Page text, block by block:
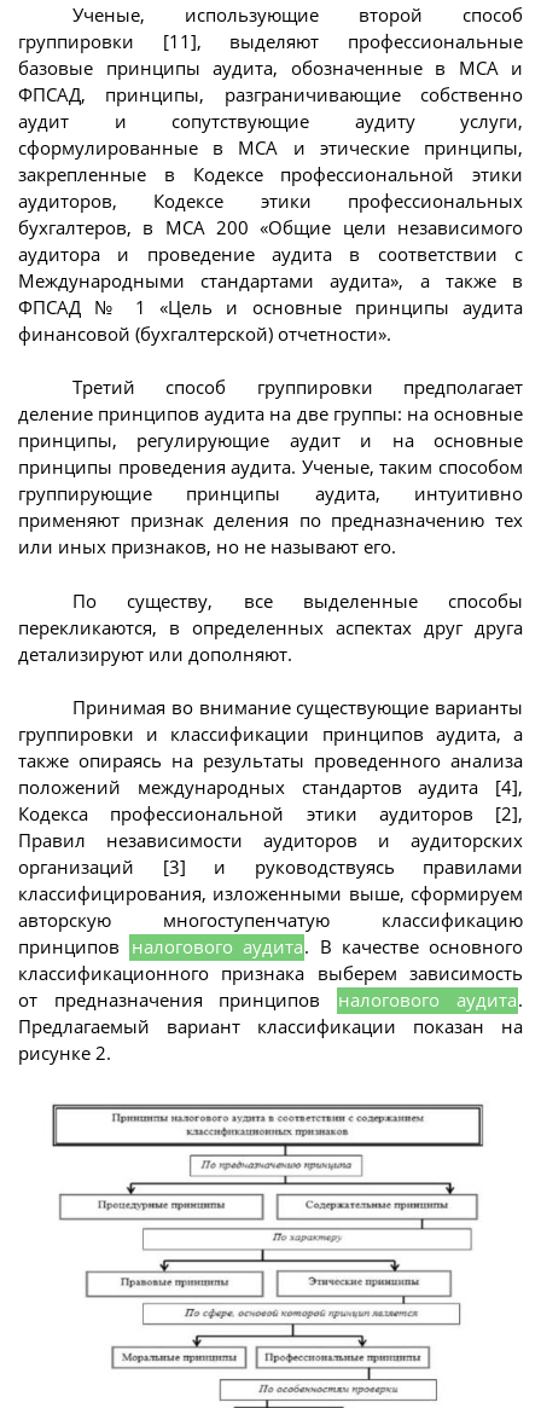
Ученые, использующие второй способ
группировки [11], выделяют профессиональные
базовые принципы аудита, обозначенные в МСА и
ФПСАД, принципы, разграничивающие собственно
аудит и сопутствующие аудиту услуги,
сформулированные в МСА и этические принципы,
закрепленные в Кодексе профессиональной этики
аудиторов, Кодексе этики профессиональных
бухгалтеров, в МСА 200 «Общие цели независимого
аудитора и проведение аудита в соответствии с
Международными стандартами аудита», а также в
ФПСАД № 1 «Цель и основные принципы аудита
финансовой (бухгалтерской) отчетности».
Третий способ группировки предполагает
деление принципов аудита на две группы: на основные
принципы, регулирующие аудит и на основные
принципы проведения аудита. Ученые, таким способом
группирующие принципы аудита, интуитивно
применяют признак деления по предназначению тех
или иных признаков, но не называют его.
По существу, все выделенные способы
перекликаются, в определенных аспектах друг друга
детализируют или дополняют.
Принимая во внимание существующие варианты
группировки и классификации принципов аудита, а
также опираясь на результаты проведенного анализа
положений международных стандартов аудита [4],
Кодекса профессиональной этики аудиторов [2],
Правил независимости аудиторов и аудиторских
организаций [3] и руководствуясь правилами
классифицирования, изложенными выше, сформируем
авторскую многоступенчатую классификацию
принципов налогового аудита. В качестве основного
классификационного признака выберем зависимость
от предназначения принципов
налогового аудита.
Предлагаемый вариант классификации показан на
рисунке 2.